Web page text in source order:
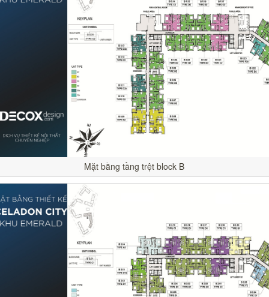
Mặt bằng tầng trệt block B